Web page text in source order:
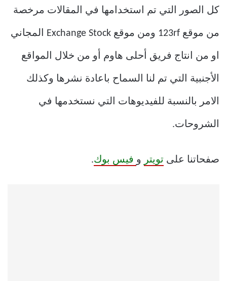
كل الصور التي تم استخدامها في المقالات مرخصة
من موقع 123rf ومن موقع Exchange Stock المجاني
او من انتاج فريق أحلى هاوم أو من خلال المواقع
الأجنبية التي تم لنا السماح باعادة نشرها وكذلك
الامر بالنسبة للفيديوهات التي نستخدمها في
الشروحات.
صفحاتنا على تويتر و فيس بوك.